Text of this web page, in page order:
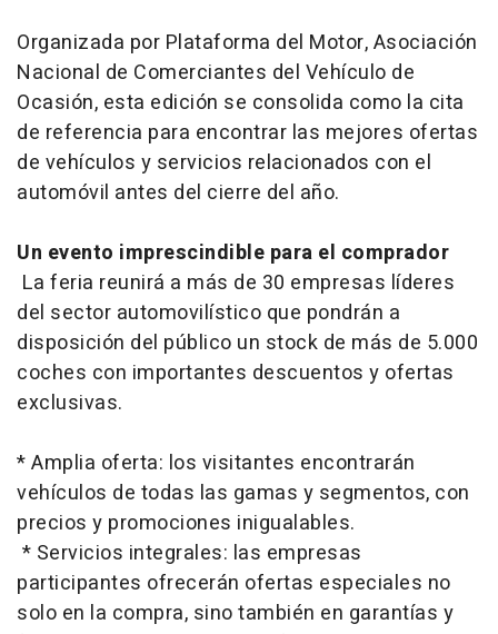
Organizada por Plataforma del Motor, Asociación
Nacional de Comerciantes del Vehículo de
Ocasión, esta edición se consolida como la cita
de referencia para encontrar las mejores ofertas
de vehículos y servicios relacionados con el
automóvil antes del cierre del año.
Un evento imprescindible para el comprador
La feria reunirá a más de 30 empresas líderes
del sector automovilístico que pondrán a
disposición del público un stock de más de 5.000
coches con importantes descuentos y ofertas
exclusivas.
* Amplia oferta: los visitantes encontrarán
vehículos de todas las gamas y segmentos, con
precios y promociones inigualables.
* Servicios integrales: las empresas
participantes ofrecerán ofertas especiales no
solo en la compra, sino también en garantías y